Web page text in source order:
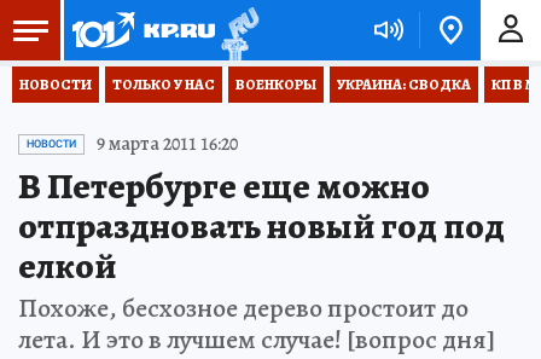
НОВОСТИ ТОЛЬКО У НАС ВОЕНКОРЫ УКРАИНА: СВОДКА КП В
НОВОСТИ 9 марта 2011 16:20
В Петербурге еще можно
отпраздновать новый год под
елкой
Похоже, бесхозное дерево простоит до
лета. И это в лучшем случае! [вопрос дня]